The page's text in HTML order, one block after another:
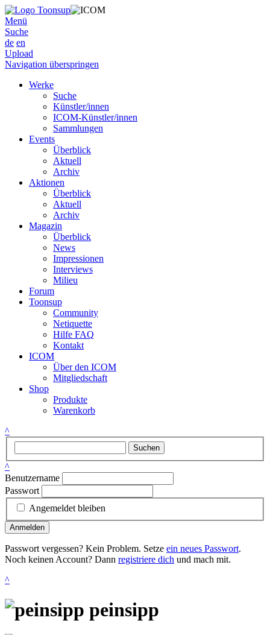
Menü
Suche
de en
Upload
Navigation überspringen
Werke
Suche
Künstler/innen
ICOM-Künstler/innen
Sammlungen
Events
Überblick
Aktuell
Archiv
Aktionen
Überblick
Aktuell
Archiv
Magazin
Überblick
News
Impressionen
Interviews
Milieu
Forum
Toonsup
Community
Netiquette
Hilfe FAQ
Kontakt
ICOM
Über den ICOM
Mitgliedschaft
Shop
Produkte
Warenkorb
^
Suchen
^
Benutzername
Passwort
Angemeldet bleiben
Anmelden
Passwort vergessen? Kein Problem. Setze ein neues Passwort.
Noch keinen Account? Dann registriere dich und mach mit.
^
peinsipp